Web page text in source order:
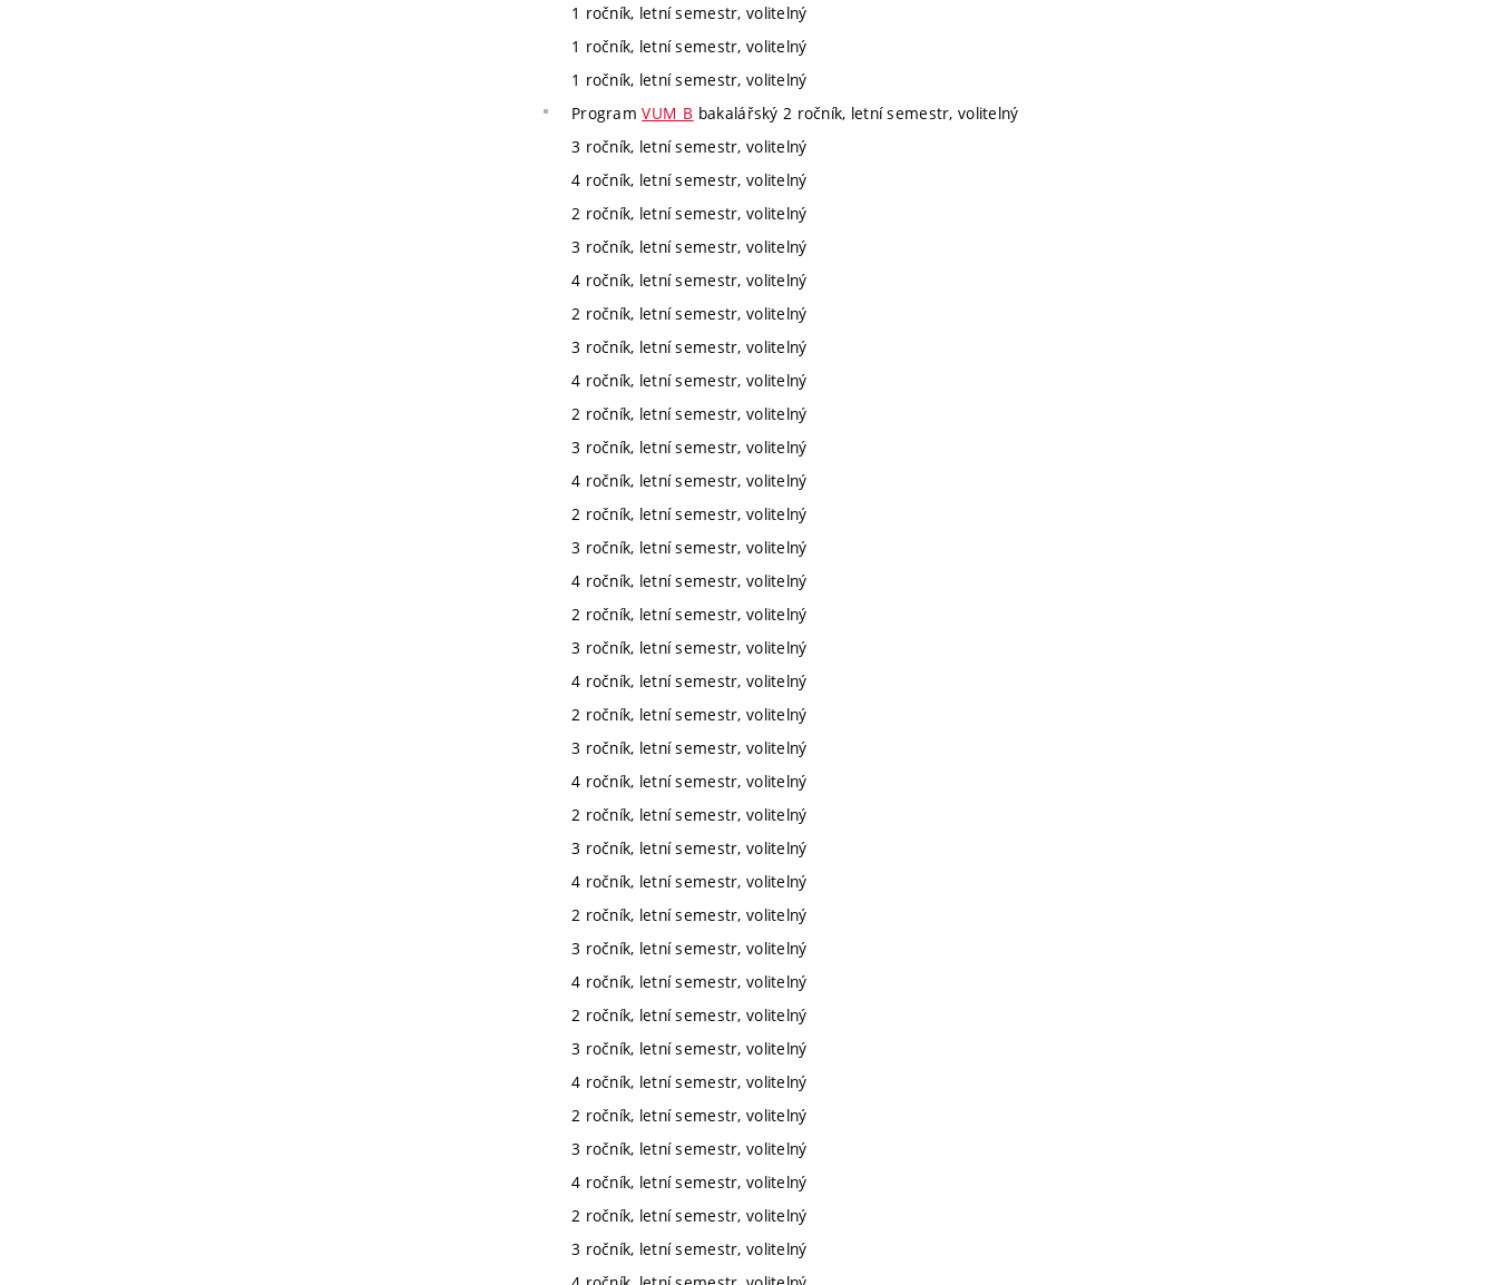
1 ročník, letní semestr, volitelný
1 ročník, letní semestr, volitelný
1 ročník, letní semestr, volitelný
ProgramVUM_B bakalářský 2 ročník, letní semestr, volitelný
3 ročník, letní semestr, volitelný
4 ročník, letní semestr, volitelný
2 ročník, letní semestr, volitelný
3 ročník, letní semestr, volitelný
4 ročník, letní semestr, volitelný
2 ročník, letní semestr, volitelný
3 ročník, letní semestr, volitelný
4 ročník, letní semestr, volitelný
2 ročník, letní semestr, volitelný
3 ročník, letní semestr, volitelný
4 ročník, letní semestr, volitelný
2 ročník, letní semestr, volitelný
3 ročník, letní semestr, volitelný
4 ročník, letní semestr, volitelný
2 ročník, letní semestr, volitelný
3 ročník, letní semestr, volitelný
4 ročník, letní semestr, volitelný
2 ročník, letní semestr, volitelný
3 ročník, letní semestr, volitelný
4 ročník, letní semestr, volitelný
2 ročník, letní semestr, volitelný
3 ročník, letní semestr, volitelný
4 ročník, letní semestr, volitelný
2 ročník, letní semestr, volitelný
3 ročník, letní semestr, volitelný
4 ročník, letní semestr, volitelný
2 ročník, letní semestr, volitelný
3 ročník, letní semestr, volitelný
4 ročník, letní semestr, volitelný
2 ročník, letní semestr, volitelný
3 ročník, letní semestr, volitelný
4 ročník, letní semestr, volitelný
2 ročník, letní semestr, volitelný
3 ročník, letní semestr, volitelný